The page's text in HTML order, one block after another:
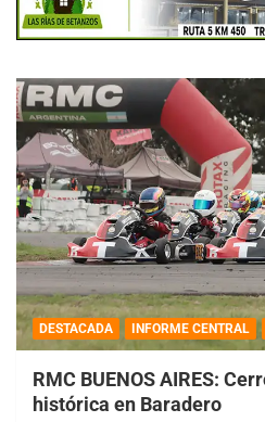
DESTACADA INFORME CENTRAL
RMC BUENOS AIRES:
histórica en Baradero